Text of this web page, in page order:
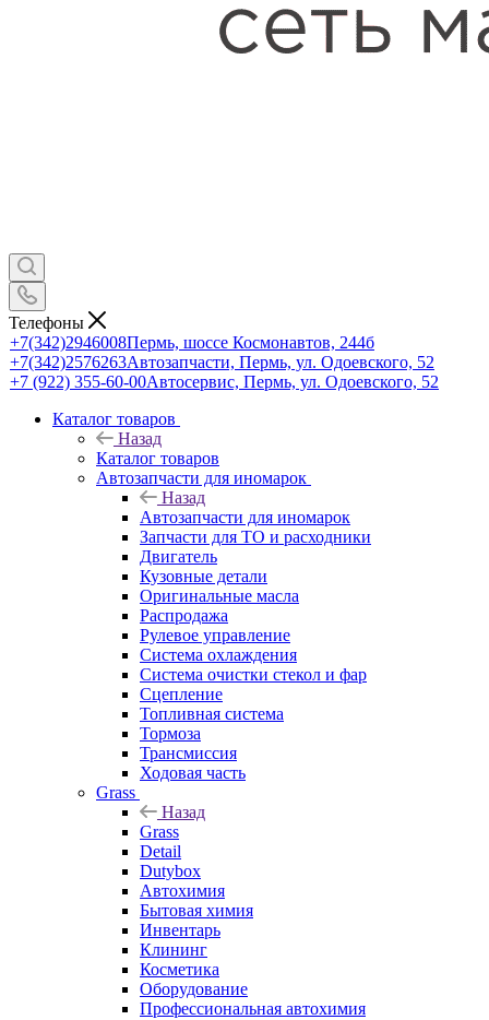
Телефоны
+7(342)2946008Пермь, шоссе Космонавтов, 244б
+7(342)2576263Автозапчасти, Пермь, ул. Одоевского, 52
+7 (922) 355-60-00Автосервис, Пермь, ул. Одоевского, 52
Каталог товаров
Назад
Каталог товаров
Автозапчасти для иномарок
Назад
Автозапчасти для иномарок
Запчасти для ТО и расходники
Двигатель
Кузовные детали
Оригинальные масла
Распродажа
Рулевое управление
Система охлаждения
Система очистки стекол и фар
Сцепление
Топливная система
Тормоза
Трансмиссия
Ходовая часть
Grass
Назад
Grass
Detail
Dutybox
Автохимия
Бытовая химия
Инвентарь
Клининг
Косметика
Оборудование
Профессиональная автохимия